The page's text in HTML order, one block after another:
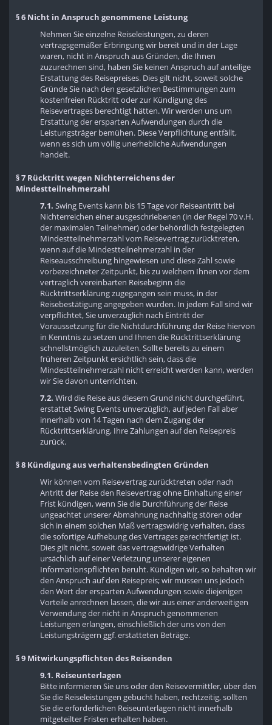
§ 6 Nicht in Anspruch genommene Leistung
Nehmen Sie einzelne Reiseleistungen, zu deren
vertragsgemäßer Erbringung wir bereit und in der Lage
waren, nicht in Anspruch aus Gründen, die Ihnen
zuzurechnen sind, haben Sie keinen Anspruch auf anteilige
Erstattung des Reisepreises. Dies gilt nicht, soweit solche
Gründe Sie nach den gesetzlichen Bestimmungen zum
kostenfreien Rücktritt oder zur Kündigung des
Reisevertrages berechtigt hätten. Wir werden uns um
Erstattung der ersparten Aufwendungen durch die
Leistungsträger bemühen. Diese Verpflichtung entfällt,
wenn es sich um völlig unerhebliche Aufwendungen
handelt.
§ 7 Rücktritt wegen Nichterreichens der
Mindestteilnehmerzahl
7.1. Swing Events kann bis 15 Tage vor Reiseantritt bei
Nichterreichen einer ausgeschriebenen (in der Regel 70 v.H.
der maximalen Teilnehmer) oder behördlich festgelegten
Mindestteilnehmerzahl vom Reisevertrag zurücktreten,
wenn auf die Mindestteilnehmerzahl in der
Reiseausschreibung hingewiesen und diese Zahl sowie
vorbezeichneter Zeitpunkt, bis zu welchem Ihnen vor dem
vertraglich vereinbarten Reisebeginn die
Rücktrittserklärung zugegangen sein muss, in der
Reisebestätigung angegeben wurden. In jedem Fall sind wir
verpflichtet, Sie unverzüglich nach Eintritt der
Voraussetzung für die Nichtdurchführung der Reise hiervon
in Kenntnis zu setzen und Ihnen die Rücktrittserklärung
schnellstmöglich zuzuleiten. Sollte bereits zu einem
früheren Zeitpunkt ersichtlich sein, dass die
Mindestteilnehmerzahl nicht erreicht werden kann, werden
wir Sie davon unterrichten.
7.2. Wird die Reise aus diesem Grund nicht durchgeführt,
erstattet Swing Events unverzüglich, auf jeden Fall aber
innerhalb von 14 Tagen nach dem Zugang der
Rücktrittserklärung, Ihre Zahlungen auf den Reisepreis
zurück.
§ 8 Kündigung aus verhaltensbedingten Gründen
Wir können vom Reisevertrag zurücktreten oder nach
Antritt der Reise den Reisevertrag ohne Einhaltung einer
Frist kündigen, wenn Sie die Durchführung der Reise
ungeachtet unserer Abmahnung nachhaltig stören oder
sich in einem solchen Maß vertragswidrig verhalten, dass
die sofortige Aufhebung des Vertrages gerechtfertigt ist.
Dies gilt nicht, soweit das vertragswidrige Verhalten
ursächlich auf einer Verletzung unserer eigenen
Informationspflichten beruht. Kündigen wir, so behalten wir
den Anspruch auf den Reisepreis; wir müssen uns jedoch
den Wert der ersparten Aufwendungen sowie diejenigen
Vorteile anrechnen lassen, die wir aus einer anderweitigen
Verwendung der nicht in Anspruch genommenen
Leistungen erlangen, einschließlich der uns von den
Leistungsträgern ggf. erstatteten Beträge.
§ 9 Mitwirkungspflichten des Reisenden
9.1. Reiseunterlagen
Bitte informieren Sie uns oder den Reisevermittler, über den
Sie die Reiseleistungen gebucht haben, rechtzeitig, sollten
Sie die erforderlichen Reiseunterlagen nicht innerhalb
mitgeteilter Fristen erhalten haben.